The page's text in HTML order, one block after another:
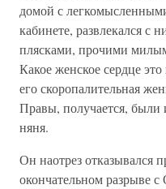
домой с
кабинете, развлекался с
плясками, прочими
Какое женское сердце
его скоропалительная
Правы, получается,
няня.
Он наотрез отказывался
окончательном разрыве